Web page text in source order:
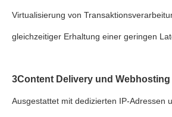
Virtualisierung von
gleichzeitiger Erhaltung einer geringen
3Content Delivery und Webhosting
Ausgestattet mit dedizierten IP-Adressen